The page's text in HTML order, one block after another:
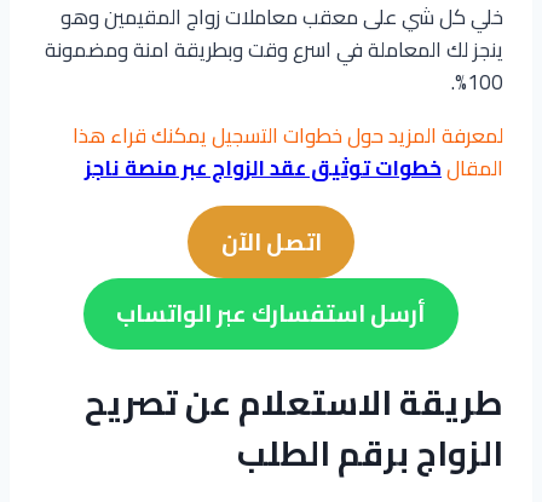
خلي كل شي على معقب معاملات زواج المقيمين وهو
ينجز لك المعاملة في اسرع وقت وبطريقة امنة ومضمونة
100%.
لمعرفة المزيد حول خطوات التسجيل يمكنك قراء هذا
المقالخطوات توثيق عقد الزواج عبر منصة ناجز
اتصل الآن
أرسل استفسارك عبر الواتساب
طريقة الاستعلام عن تصريح
الزواج برقم الطلب